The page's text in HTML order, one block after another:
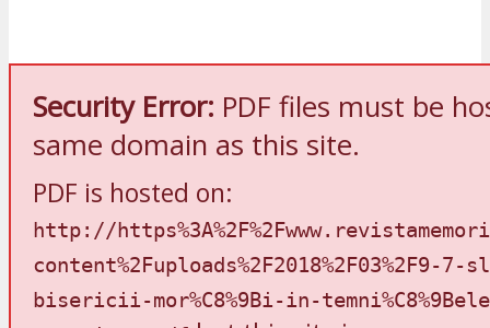
Security Error: PDF files must be
same domain as this site.
PDF is hosted on:
http://
bisericii-mor%C8%9Bi-in-